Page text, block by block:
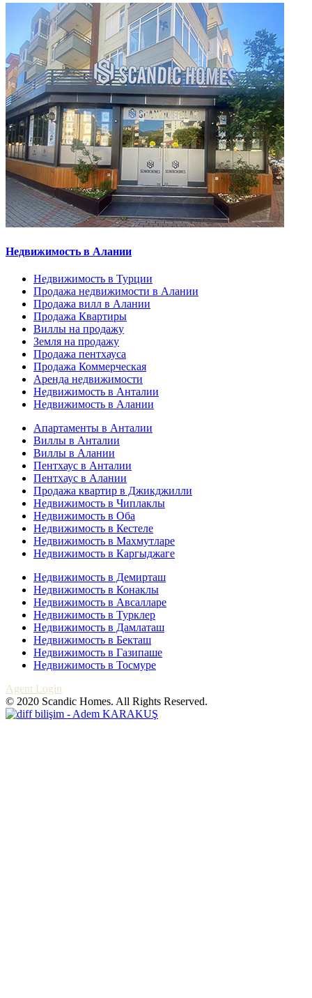
Недвижимость в Алании
Недвижимость в Турции
Продажа недвижимости в Алании
Продажа вилл в Алании
Продажа Квартиры
Виллы на продажу
Земля на продажу
Продажа пентхауса
Продажа Коммерческая
Аренда недвижимости
Недвижимость в Анталии
Недвижимость в Алании
Апартаменты в Анталии
Виллы в Анталии
Виллы в Алании
Пентхаус в Анталии
Пентхаус в Алании
Продажа квартир в Джикджилли
Недвижимость в Чиплаклы
Недвижимость в Оба
Недвижимость в Кестеле
Недвижимость в Махмутларе
Недвижимость в Каргыджаге
Недвижимость в Демирташ
Недвижимость в Конаклы
Недвижимость в Авсалларе
Недвижимость в Турклер
Недвижимость в Дамлаташ
Недвижимость в Бекташ
Недвижимость в Газипаше
Недвижимость в Тосмуре
Agent Login
© 2020 Scandic Homes. All Rights Reserved.